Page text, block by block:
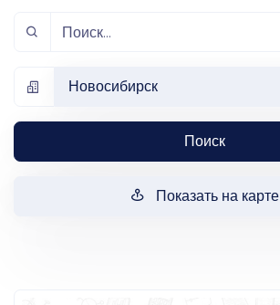
Новосибирск
Поиск
Показать на карте